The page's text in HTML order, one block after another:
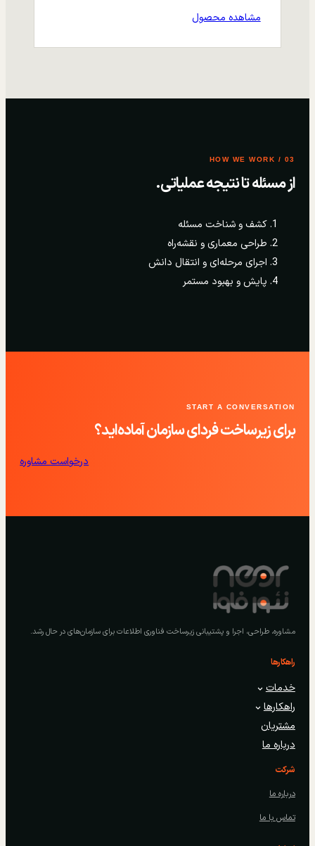
مشاهده محصول
03 / HOW WE WORK
از مسئله تا نتیجه عملیاتی.
کشف و شناخت مسئله
طراحی معماری و نقشه‌راه
اجرای مرحله‌ای و انتقال دانش
پایش و بهبود مستمر
START A CONVERSATION
برای زیرساخت فردای سازمان آماده‌اید؟
درخواست مشاوره
مشاوره، طراحی، اجرا و پشتیبانی زیرساخت فناوری اطلاعات برای سازمان‌های در حال رشد.
راهکارها
خدمات
راهکارها
مشتریان
درباره ما
شرکت
درباره ما
تماس با ما